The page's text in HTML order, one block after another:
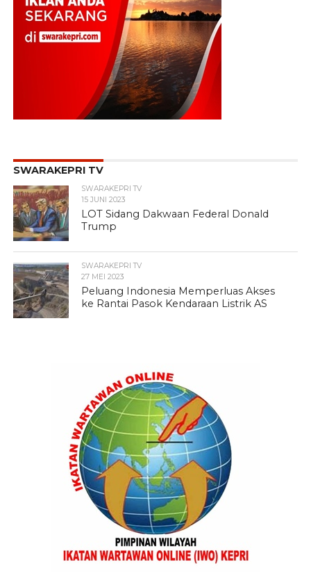
SWARAKEPRI TV
SWARAKEPRI TV
15 JUNI 2023
LOT Sidang Dakwaan Federal Donald
Trump
SWARAKEPRI TV
27 MEI 2023
Peluang Indonesia Memperluas Akses
ke Rantai Pasok Kendaraan Listrik AS